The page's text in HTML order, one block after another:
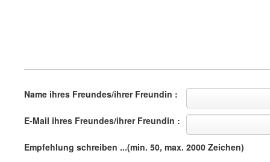
Name ihres Freundes/ihrer Freundin :
E-Mail ihres Freundes/ihrer Freundin :
Empfehlung schreiben ...(min. 50, max. 2000 Zeichen)